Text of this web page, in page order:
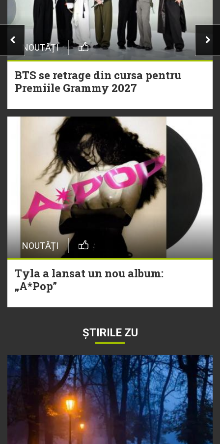
NOUTĂȚI
BTS se retrage din cursa pentru
Premiile Grammy 2027
NOUTĂȚI
Tyla a lansat un nou album:
„A*Pop”
ȘTIRILE ZU